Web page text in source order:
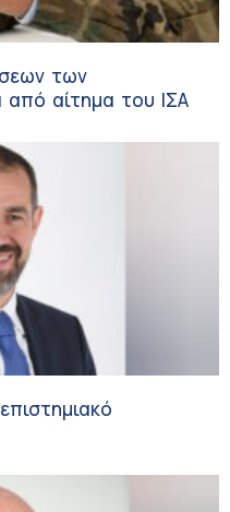
των
από αίτημα του ΙΣΑ